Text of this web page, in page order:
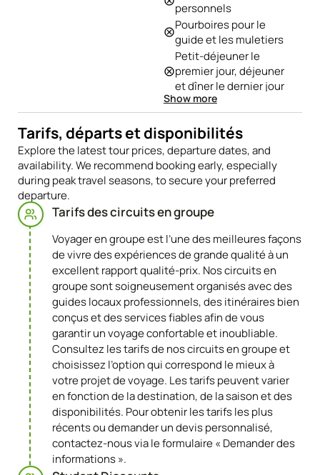
Entrée Officielle pour
le Machu Picchu
Billet d’entrée pour
l’itinéraire Mollepata –
Salkantay
Guide professionnel
bilingue
Grande tente réfectoire
et tente cuisine
2 nuits en camping
2 nuits d’hébergement
(Aguas Calientes)
Bus aller-retour Aguas
Calientes – Machu
Picchu
Train retour Aguas
Calientes –
Ollantaytambo
Transport
d’Ollantaytambo à
Cusco
personnels
Pourboires pour le
guide et les muletiers
Petit-déjeuner le
premier jour, déjeuner
et dîner le dernier jour
Bâtons de marche
Activité de tyrolienne
Billet pour le Huayna
Picchu ou la Montagne
Machu Picchu –
par personne.
obligatoire, au minimum
3 mois avant.
Show more
Tarifs, départs et disponibilités
Explore the latest tour prices, departure dates, and
availability. We recommend booking early, especially
during peak travel seasons, to secure your preferred
departure.
Tarifs des circuits en groupe
Voyager en groupe est l’une des meilleures façons
de vivre des expériences de grande qualité à un
excellent rapport qualité-prix. Nos circuits en
groupe sont soigneusement organisés avec des
guides locaux professionnels, des itinéraires bien
conçus et des services fiables afin de vous
garantir un voyage confortable et inoubliable.
Consultez les tarifs de nos circuits en groupe et
choisissez l’option qui correspond le mieux à
votre projet de voyage. Les tarifs peuvent varier
en fonction de la destination, de la saison et des
disponibilités. Pour obtenir les tarifs les plus
récents ou demander un devis personnalisé,
contactez-nous via le formulaire « Demander des
informations ».